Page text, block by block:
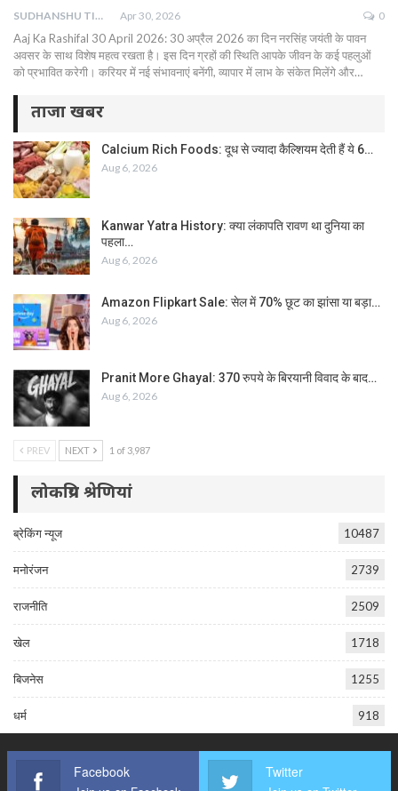
SUDHANSHU TIWARI Apr 30, 2026 0
Aaj Ka Rashifal 30 April 2026: 30 अप्रैल 2026 का दिन नरसिंह जयंती के पावन
अवसर के साथ विशेष महत्व रखता है। इस दिन ग्रहों की स्थिति आपके जीवन के कई पहलुओं
को प्रभावित करेगी। करियर में नई संभावनाएं बनेंगी, व्यापार में लाभ के संकेत मिलेंगे और…
ताजा खबर
Calcium Rich Foods: दूध से ज्यादा कैल्शियम देती हैं ये 6…
Aug 6, 2026
Kanwar Yatra History: क्या लंकापति रावण था दुनिया का
पहला…
Aug 6, 2026
Amazon Flipkart Sale: सेल में 70% छूट का झांसा या बड़ा…
Aug 6, 2026
Pranit More Ghayal: 370 रुपये के बिरयानी विवाद के बाद…
Aug 6, 2026
PREV NEXT 1 of 3,987
लोकप्रिय श्रेणियां
ब्रेकिंग न्यूज 10487
मनोरंजन 2739
राजनीति 2509
खेल 1718
बिजनेस 1255
धर्म 918
Facebook Twitter